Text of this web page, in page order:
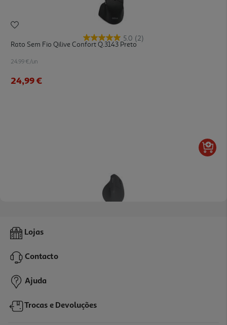
5.0 (2)
Rato Sem Fio Qilive Confort Q.3143 Preto
24.99 €/un
24,99 €
Rato Sem Fios Ergonómico Qilive Q.3327 Preto
24,99 €
Lojas
Contacto
Ajuda
Trocas e Devoluções